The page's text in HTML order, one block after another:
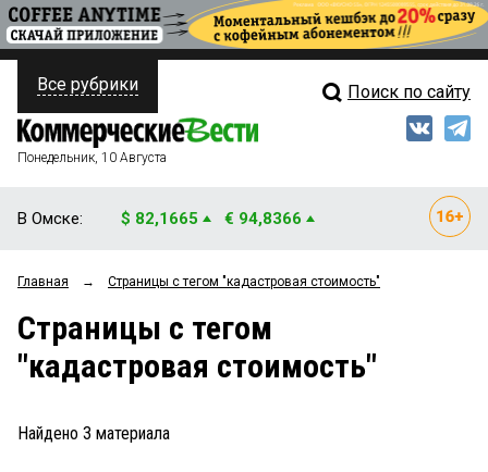
ПОЛИТИКА
ФИНАНСЫ
ОБЩЕСТВО
ЗАКОН
НОВОСТИ КОМПАНИЙ
ПРОИСШЕСТВИЯ
Свежий выпуск
Мнения
Блоги
Все рубрики Поиск по сайту
Понедельник, 10 Августа
В Омске: $ 82,1665 € 94,8366
Главная → Страницы c тегом "кадастровая стоимость"
Страницы c тегом
"кадастровая стоимость"
Найдено 3 материала